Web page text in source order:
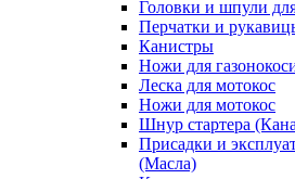
Головки и шпули
Перчатки и
Канистры
Ножи для
Леска для мотокос
Ножи для мотокос
Шнур стартера
Присадки и
(Масла)